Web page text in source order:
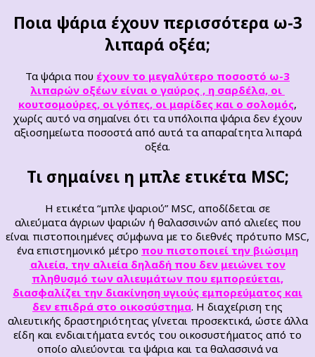
Ποια ψάρια έχουν περισσότερα ω-3
λιπαρά οξέα;
Τα ψάρια που έχουν το μεγαλύτερο ποσοστό ω-3
λιπαρών οξέων είναι ο γαύρος , η σαρδέλα, οι
κουτσομούρες, οι γόπες, οι μαρίδες και ο σολομός,
χωρίς αυτό να σημαίνει ότι τα υπόλοιπα ψάρια δεν έχουν
αξιοσημείωτα ποσοστά από αυτά τα απαραίτητα λιπαρά
οξέα.
Τι σημαίνει η μπλε ετικέτα MSC;
Η ετικέτα “μπλε ψαριού” MSC, αποδίδεται σε
αλιεύματα άγριων ​​ψαριών ή θαλασσινών από αλιείες που
είναι πιστοποιημένες σύμφωνα με το διεθνές πρότυπο MSC,
ένα επιστημονικό μέτρο που πιστοποιεί την βιώσιμη
αλιεία, την αλιεία δηλαδήπου δεν μειώνει τον
πληθυσμό των αλιευμάτων που εμπορεύεται,
διασφαλίζει την διακίνηση υγιούς εμπορεύματος και
δεν επιδρά στο οικοσύστημα. Η διαχείριση της
αλιευτικής δραστηριότητας γίνεται προσεκτικά, ώστε άλλα
είδη και ενδιαιτήματα εντός του οικοσυστήματος από το
οποίο αλιεύονται τα ψάρια και τα θαλασσινά να